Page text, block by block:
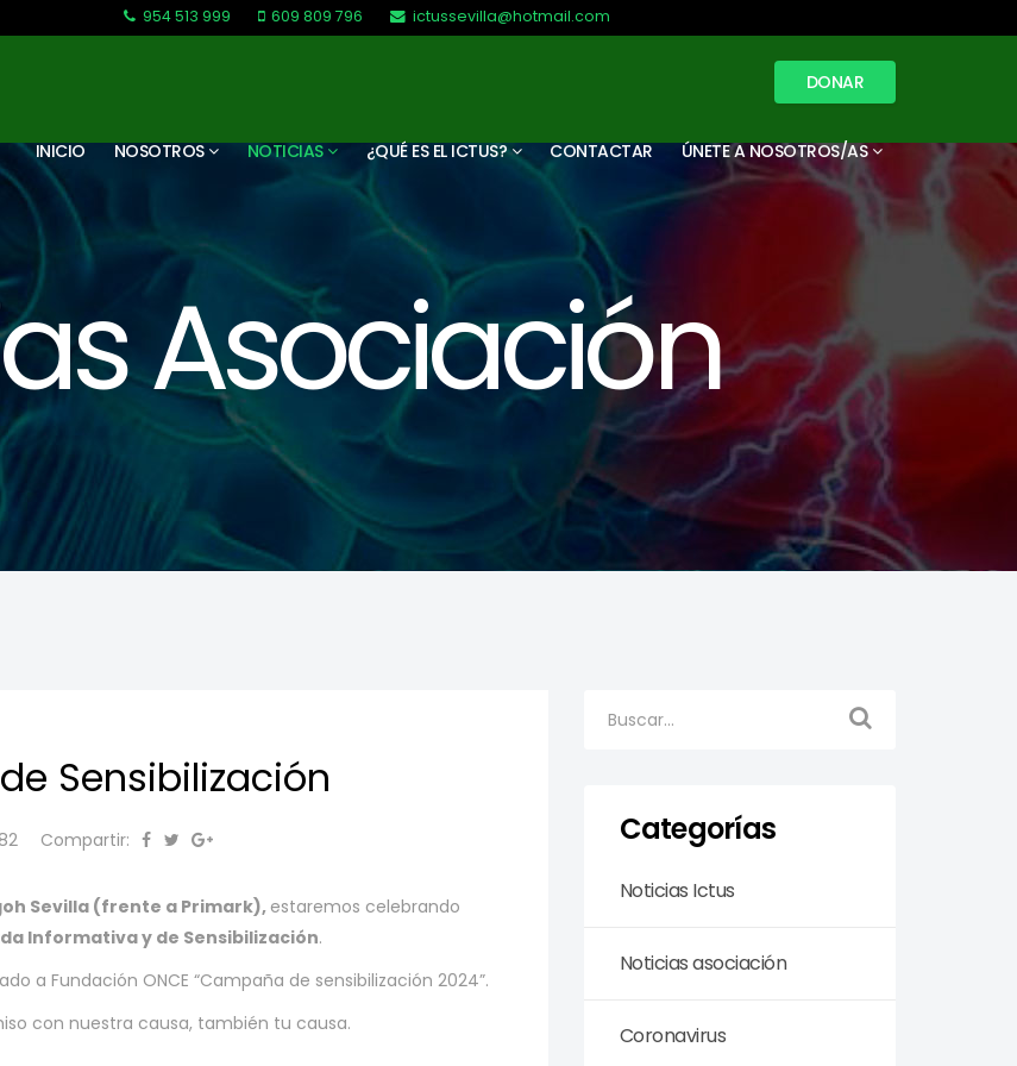
954 513 999 609 809 796
ictussevilla@hotmail.com
DONAR
INICIO NOSOTROS NOTICIAS ¿QUÉ ES EL ICTUS? CONTACTAR ÚNETE A NOSOTROS/AS
Asociación
Sensibilización
Compartir:
Sevilla (frente a Primark),estaremos celebrando
Informativa y de Sensibilización.
a Fundación ONCE “Campaña de sensibilización 2024”.
con nuestra causa, también tu causa.
Categorías
Noticias Ictus
Noticias asociación
Coronavirus